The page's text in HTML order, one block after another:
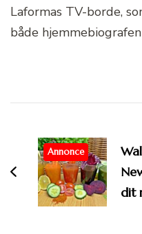
Laformas TV-borde,
både
Navigation
Annonce
dit